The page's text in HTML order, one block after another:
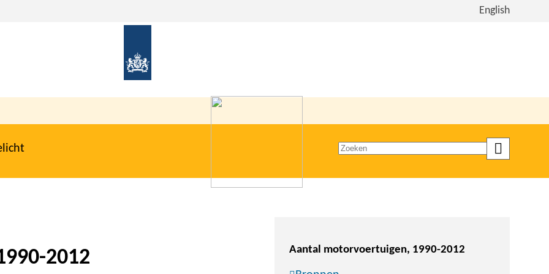
Bekijk
English
Zoeken
2012 Aantal motorvoertuigen, 1990-2012